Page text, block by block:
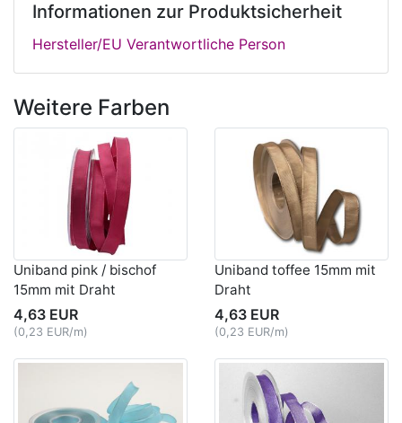
Informationen zur Produktsicherheit
Hersteller/EU Verantwortliche Person
Weitere Farben
Uniband pink / bischof
15mm mit Draht
4,63 EUR
(0,23 EUR/m)
Uniband toffee 15mm mit
Draht
4,63 EUR
(0,23 EUR/m)